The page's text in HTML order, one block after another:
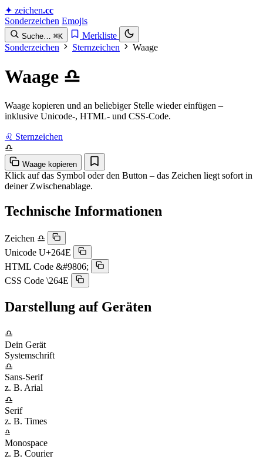
✦ zeichen.cc
Sonderzeichen Emojis
Suche… ⌘K
Merkliste
Sonderzeichen
Sternzeichen Waage
Waage ♎︎
Waage kopieren und an beliebiger Stelle wieder einfügen –
inklusive Unicode-, HTML- und CSS-Code.
♌︎ Sternzeichen
♎︎
Waage kopieren
Klick auf das Symbol oder den Button – das Zeichen liegt sofort in
deiner Zwischenablage.
Technische Informationen
Zeichen ♎︎
Unicode U+264E
HTML Code &#9806;
CSS Code \264E
Darstellung auf Geräten
♎︎
Dein Gerät
Systemschrift
♎︎
Sans-Serif
z. B. Arial
♎︎
Serif
z. B. Times
♎︎
Monospace
z. B. Courier